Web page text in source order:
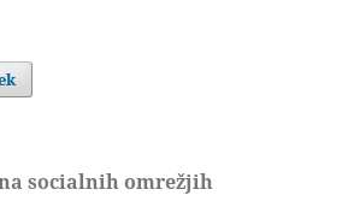
socialnih omrežjih